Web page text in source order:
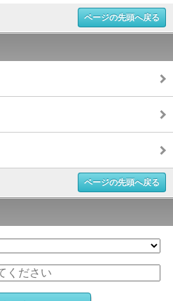
ページの先頭へ戻る
ページの先頭へ戻る